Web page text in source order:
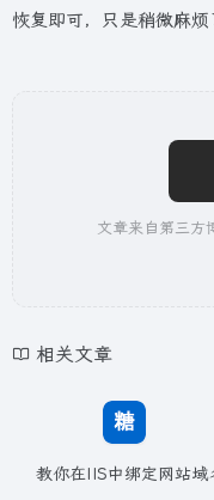
恢复即可，只是稍微麻
文章来自第三方
相关文章
教你在IIS中绑定网站域